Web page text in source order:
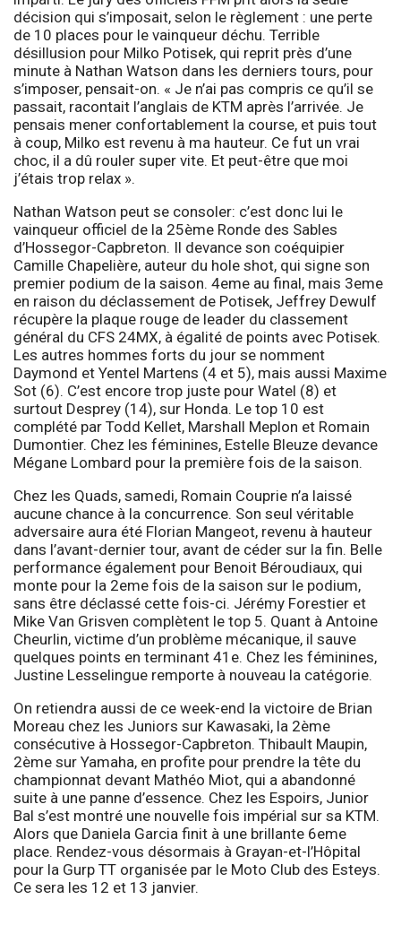
décision qui s’imposait, selon le règlement : une perte
de 10 places pour le vainqueur déchu. Terrible
désillusion pour Milko Potisek, qui reprit près d’une
minute à Nathan Watson dans les derniers tours, pour
s’imposer, pensait-on. « Je n’ai pas compris ce qu’il se
passait, racontait l’anglais de KTM après l’arrivée. Je
pensais mener confortablement la course, et puis tout
à coup, Milko est revenu à ma hauteur. Ce fut un vrai
choc, il a dû rouler super vite. Et peut-être que moi
j’étais trop relax ».
Nathan Watson peut se consoler: c’est donc lui le
vainqueur officiel de la 25ème Ronde des Sables
d’Hossegor-Capbreton. Il devance son coéquipier
Camille Chapelière, auteur du hole shot, qui signe son
premier podium de la saison. 4eme au final, mais 3eme
en raison du déclassement de Potisek, Jeffrey Dewulf
récupère la plaque rouge de leader du classement
général du CFS 24MX, à égalité de points avec Potisek.
Les autres hommes forts du jour se nomment
Daymond et Yentel Martens (4 et 5), mais aussi Maxime
Sot (6). C’est encore trop juste pour Watel (8) et
surtout Desprey (14), sur Honda. Le top 10 est
complété par Todd Kellet, Marshall Meplon et Romain
Dumontier. Chez les féminines, Estelle Bleuze devance
Mégane Lombard pour la première fois de la saison.
Chez les Quads, samedi, Romain Couprie n’a laissé
aucune chance à la concurrence. Son seul véritable
adversaire aura été Florian Mangeot, revenu à hauteur
dans l’avant-dernier tour, avant de céder sur la fin. Belle
performance également pour Benoit Béroudiaux, qui
monte pour la 2eme fois de la saison sur le podium,
sans être déclassé cette fois-ci. Jérémy Forestier et
Mike Van Grisven complètent le top 5. Quant à Antoine
Cheurlin, victime d’un problème mécanique, il sauve
quelques points en terminant 41e. Chez les féminines,
Justine Lesselingue remporte à nouveau la catégorie.
On retiendra aussi de ce week-end la victoire de Brian
Moreau chez les Juniors sur Kawasaki, la 2ème
consécutive à Hossegor-Capbreton. Thibault Maupin,
2ème sur Yamaha, en profite pour prendre la tête du
championnat devant Mathéo Miot, qui a abandonné
suite à une panne d’essence. Chez les Espoirs, Junior
Bal s’est montré une nouvelle fois impérial sur sa KTM.
Alors que Daniela Garcia finit à une brillante 6eme
place. Rendez-vous désormais à Grayan-et-l’Hôpital
pour la Gurp TT organisée par le Moto Club des Esteys.
Ce sera les 12 et 13 janvier.